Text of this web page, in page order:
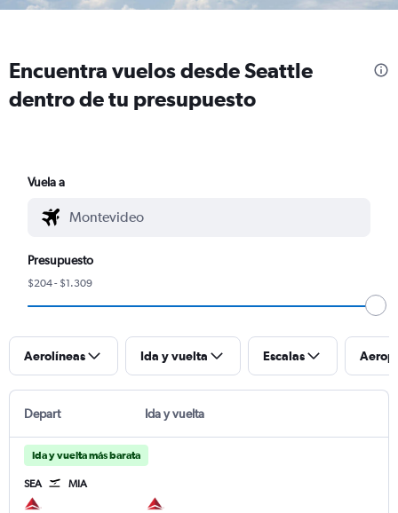
Encuentra vuelos desde Seattle
dentro de tu presupuesto
Vuela a
Presupuesto
$204 - $1.309
Aerolíneas Ida y vuelta Escalas
Depart Ida y vuelta
Ida y vuelta más barata
SEA MIA